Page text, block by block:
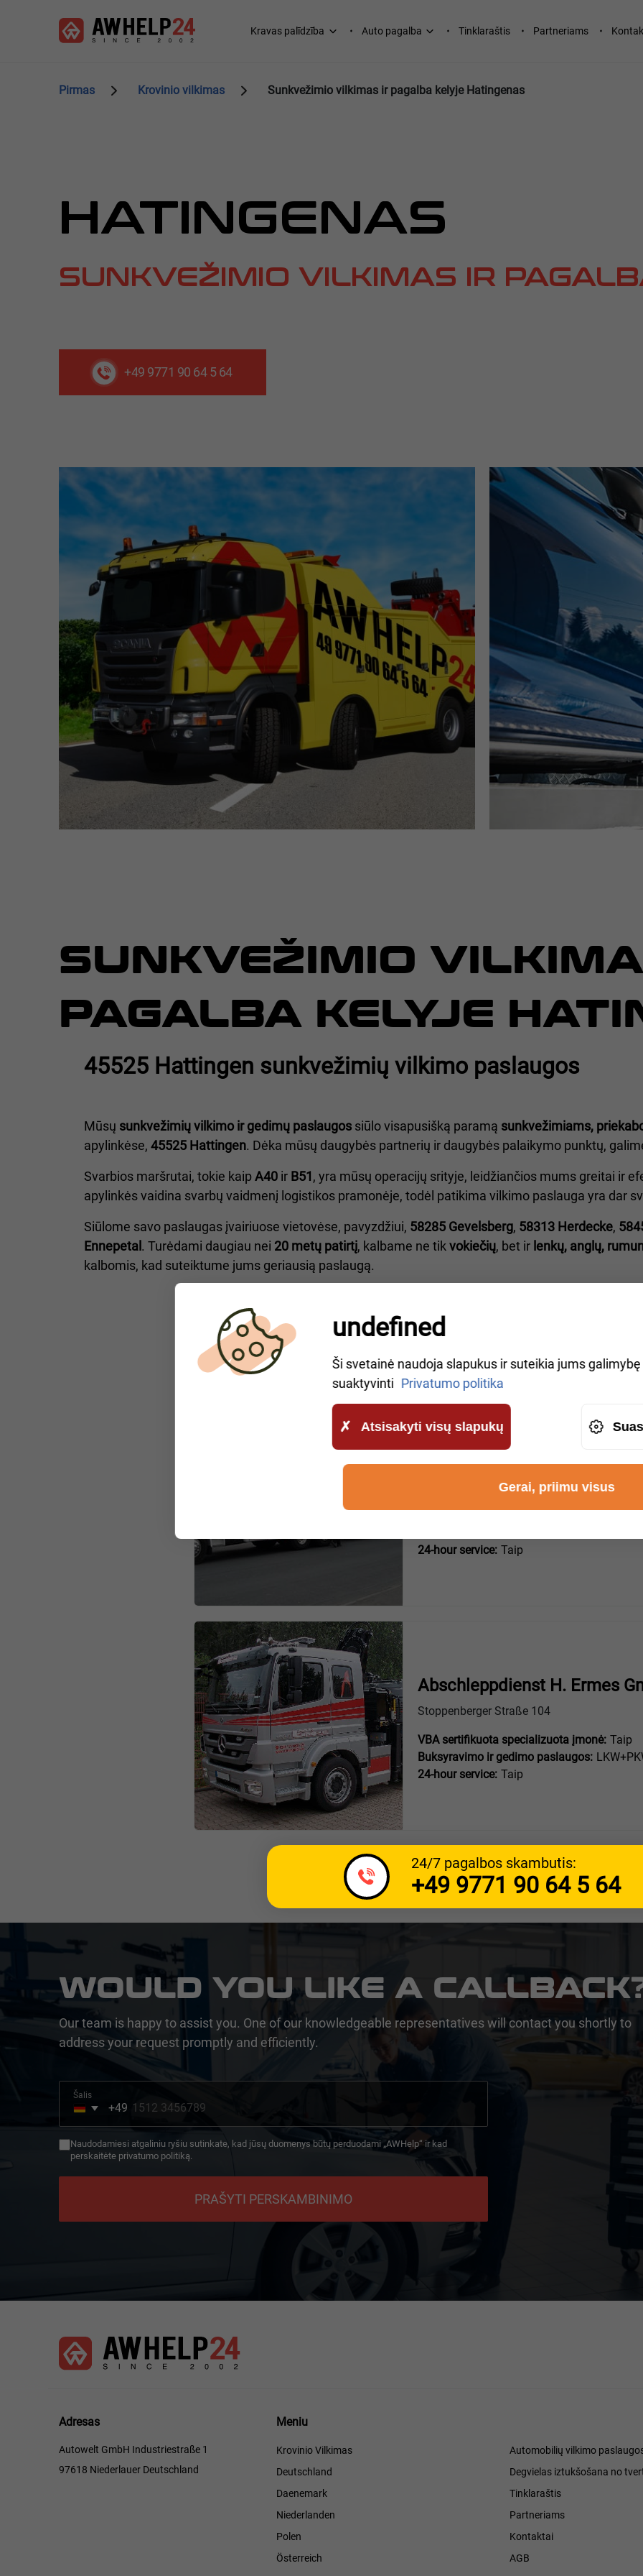
Main
Kravas palīdzība Auto pagalba Tinklaraštis Partneriams
Pirmas Krovinio vilkimas Sunkvežimio vilkimas ir pagalba kelyje Hatingenas
HATINGENAS
SUNKVEŽIMIO VILKIMAS IR
+49 9771 90 64 5 64
SUNKVEŽIMIO
PAGALBA KELYJE
45525 Hattingen sunkvežimių vilkimo paslaugos
Mūsų sunkvežimių vilkimo ir gedimų paslaugos siūlo visapusišką paramą sunkvežimiams,
apylinkėse, 45525 Hattingen. Dėka mūsų daugybės partnerių ir daugybės palaikymo punktų,
Svarbios maršrutai, tokie kaipA40 ir B51, yra mūsų operacijų srityje, leidžiančios mums greitai ir
apylinkės vaidina svarbų vaidmenį logistikos pramonėje, todėl patikima vilkimo paslauga yra dar
Siūlome savo paslaugas įvairiuose vietovėse, pavyzdžiui, 58285 Gevelsberg, 58313 Herdecke,
Ennepetal . Turėdami daugiau nei 20 metų patirtį, kalbame ne tikvokiečių, bet ir lenkų, anglų,
kalbomis, kad suteiktume jums geriausią paslaugą.
MŪSŲ PARTNERIAI
Auto-Schmidt (Bad Münder
24-hour service: Taip
Abschleppdienst H. Ermes
Stoppenberger Straße 104
VBA sertifikuota specializuota įmonė: Taip
Buksyravimo ir gedimo paslaugos:
24-hour service: Taip
24/7 pagalbos skambutis:
+49 9771 90 64 5 64
WOULD YOU LIKE A
Our team is happy to assist you. One of our knowledgeable representatives will contact you shortly to
address your request promptly and efficiently.
Šalis
Germany
+49
+49
Naudodamiesi atgaliniu ryšiu sutinkate, kad jūsų duomenys būtų perduodami „AWHelp“ ir kad
perskaitėte privatumo politiką.
PRAŠYTI PERSKAMBINIMO
Adresas
Autowelt GmbH Industriestraße 1
97618 Niederlauer Deutschland
Meniu
Meniu
Krovinio Vilkimas
Deutschland
Daenemark
Niederlanden
Polen
Österreich
Automobilių vilkimo
Degvielas iztukšošana no
Tinklaraštis
Partneriams
Kontaktai
AGB
undefined
Ši svetainė naudoja slapukus ir suteikia jums
suaktyvinti Privatumo politika
Atsisakyti visų slapukų
Gerai, priimu visus